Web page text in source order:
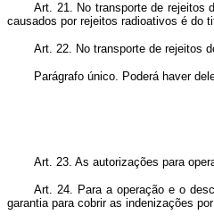
Art. 21. No transporte de rejeitos
causados por rejeitos radioativos é do
Art. 22. No transporte de rejeitos
Parágrafo único. Poderá haver
Art. 23. As autorizações para
Art. 24. Para a operação e o
garantia para cobrir as indenizações